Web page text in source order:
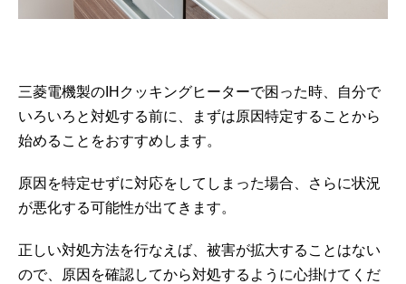
三菱電機製のIHクッキングヒーターで困った時、自分で
いろいろと対処する前に、まずは原因特定することから
始めることをおすすめします。
原因を特定せずに対応をしてしまった場合、さらに状況
が悪化する可能性が出てきます。
正しい対処方法を行なえば、被害が拡大することはない
ので、原因を確認してから対処するように心掛けてくだ